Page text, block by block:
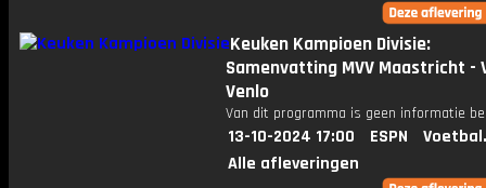
Keuken Kampioen Divisie:
Samenvatting MVV Maastricht -
Venlo
Van dit programma is geen informatie
13-10-2024 17:00 ESPN
Alle afleveringen